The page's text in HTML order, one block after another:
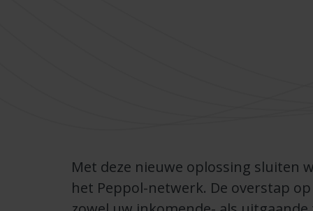
Met deze nieuwe oplossing sluiten
het Peppol-netwerk. De overstap